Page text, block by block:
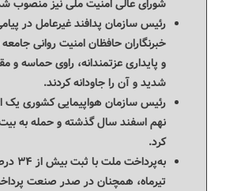
شورای عالی امنیت ملی نیز منصوب
رئیس سازمان پدافند غیرعامل در
خبرنگاران حافظان امنیت روانی
و پایداری عزتمندانه، راوی حماسه
شدید و آن را جاودانه کردند.
رئیس سازمان هواپیمایی کشوری یک
نهم اسفند سال گذشته و حمله به
کرد.
تیرماه، همچنان در صدر صنعت